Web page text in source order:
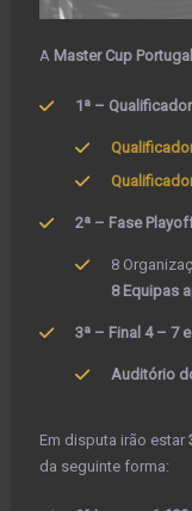
A Master Cup
1ª –
2ª – Fase
8
8 Equipas
3ª – Final 4 – 7
Auditório
Em disputa irão estar
da seguinte forma: